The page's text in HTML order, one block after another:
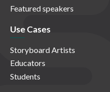
Featured speakers
Use Cases
Storyboard Artists
Educators
Students